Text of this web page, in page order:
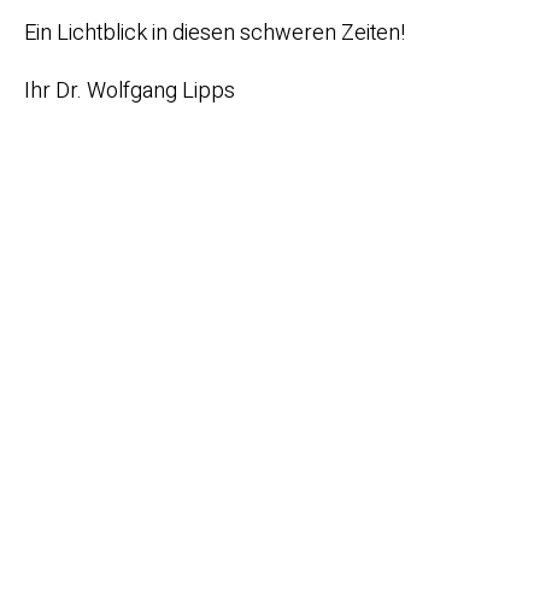
Ein Lichtblick in diesen schweren Zeiten!
Ihr Dr. Wolfgang Lipps